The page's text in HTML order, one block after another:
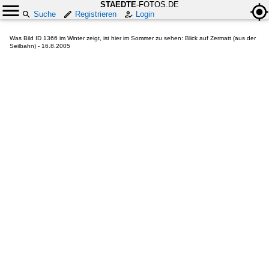
STAEDTE-FOTOS.DE
Suche
Registrieren Login
Was Bild ID 1366 im Winter zeigt, ist hier im Sommer zu sehen: Blick auf Zermatt (aus der
Seilbahn) - 16.8.2005